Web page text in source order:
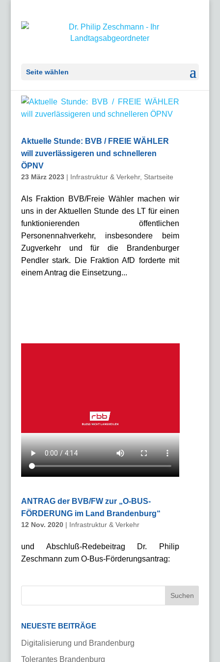
Seite wählen
Aktuelle Stunde: BVB / FREIE WÄHLER
will zuverlässigeren und schnelleren
ÖPNV
23 März 2023| Infrastruktur & Verkehr, Startseite
Als Fraktion BVB/Freie Wähler machen wir
uns in der Aktuellen Stunde des LT für einen
funktionierenden öffentlichen
Personennahverkehr, insbesondere beim
Zugverkehr und für die Brandenburger
Pendler stark. Die Fraktion AfD forderte mit
einem Antrag die Einsetzung...
ANTRAG der BVB/FW zur „O-BUS-
FÖRDERUNG im Land Brandenburg“
12 Nov. 2020| Infrastruktur & Verkehr
und Abschluß-Redebeitrag Dr. Philip
Zeschmann zum O-Bus-Förderungsantrag:
NEUESTE BEITRÄGE
Digitalisierung und Brandenburg
Tolerantes Brandenburg